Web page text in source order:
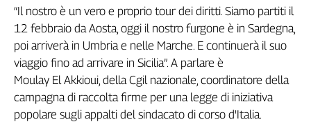
Welfare
Italia
Internazionale
Culture
Categorie
Filcams
“Il nostro è un vero e proprio tour dei diritti. Siamo partiti il
12 febbraio da Aosta, oggi il nostro furgone è in Sardegna,
poi arriverà in Umbria e nelle Marche. E continuerà il suo
viaggio fino ad arrivare in Sicilia”. A parlare è
Moulay El Akkioui, della Cgil nazionale, coordinatore della
campagna di raccolta firme per una legge di iniziativa
popolare sugli appalti del sindacato di corso d'Italia.